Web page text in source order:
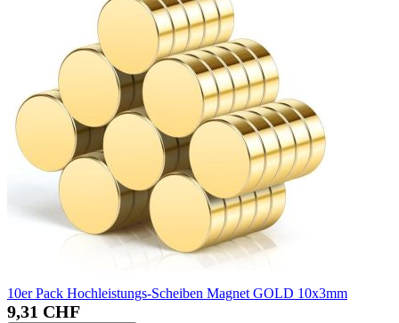
10er Pack Hochleistungs-Scheiben Magnet GOLD 10x3mm
9,31 CHF